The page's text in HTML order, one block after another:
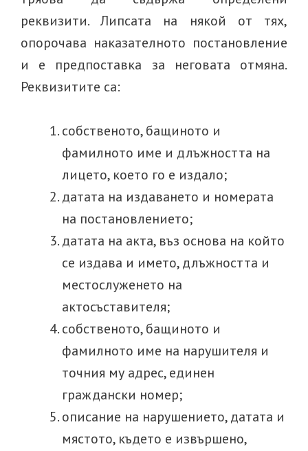
реквизити. Липсата на някой от тях,
опорочава наказателното постановление
и е предпоставка за неговата отмяна.
Реквизитите са:
собственото, бащиното и
фамилното име и длъжността на
лицето, което го е издало;
датата на издаването и номерата
на постановлението;
датата на акта, въз основа на който
се издава и името, длъжността и
местослуженето на
актосъставителя;
собственото, бащиното и
фамилното име на нарушителя и
точния му адрес, единен
граждански номер;
описание на нарушението, датата и
мястото, където е извършено,